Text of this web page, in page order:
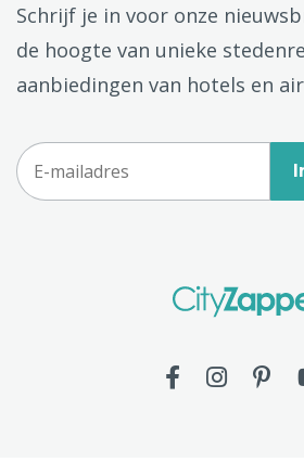
Schrijf je in voor onze
de hoogte van unieke
aanbiedingen van hotels en